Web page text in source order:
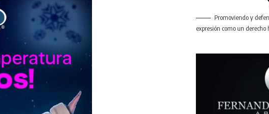
Promoviendo y
expresión como un